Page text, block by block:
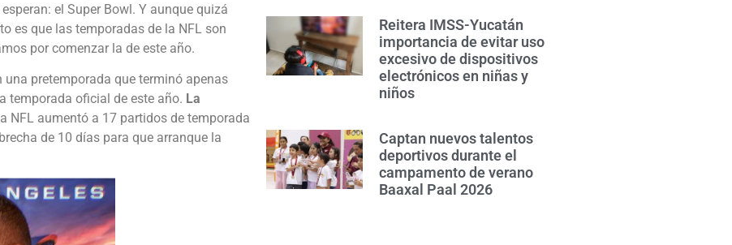
el Super Bowl. Y aunque quizá
es que las temporadas de la NFL son
por comenzar la de este año.
una pretemporada que terminó apenas
temporada oficial de este año. La
NFL aumentó a 17 partidos de temporada
de 10 días para que arranque la
Reitera IMSS-Yucatán
importancia de evitar uso
excesivo de dispositivos
electrónicos en niñas y
niños
Captan nuevos talentos
deportivos durante el
campamento de verano
Baaxal Paal 2026